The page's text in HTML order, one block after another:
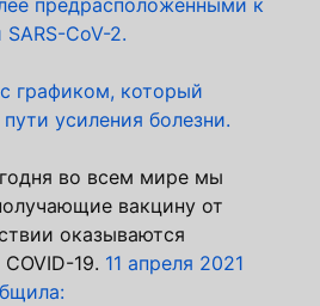
предрасположенными к
CoV-2.
графиком, который
усиления болезни.
во всем мире мы
вакцину от
оказываются
19. 11 апреля 2021